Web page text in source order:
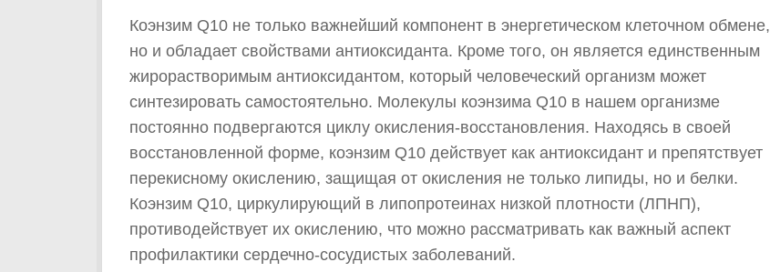
Коэнзим Q10 не только важнейший компонент в энергетическом клеточном обмене,
но и обладает свойствами антиоксиданта. Кроме того, он является единственным
жирорастворимым антиоксидантом, который человеческий организм может
синтезировать самостоятельно. Молекулы коэнзима Q10 в нашем организме
постоянно подвергаются циклу окисления-восстановления. Находясь в своей
восстановленной форме, коэнзим Q10 действует как антиоксидант и препятствует
перекисному окислению, защищая от окисления не только липиды, но и белки.
Коэнзим Q10, циркулирующий в липопротеинах низкой плотности (ЛПНП),
противодействует их окислению, что можно рассматривать как важный аспект
профилактики сердечно-сосудистых заболеваний.